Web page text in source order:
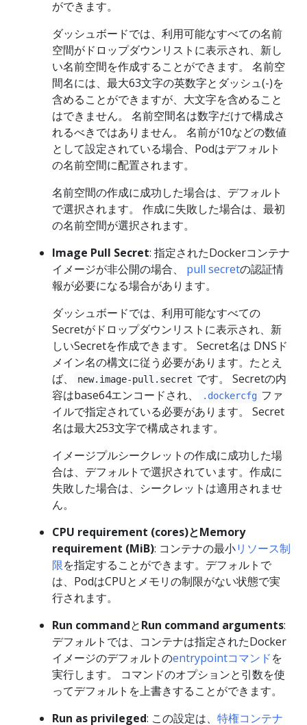
ができます。
ダッシュボードでは、利用可能なすべての名前
空間がドロップダウンリストに表示され、新し
い名前空間を作成することができます。 名前空
間名には、最大63文字の英数字とダッシュ(-)を
含めることができますが、大文字を含めること
はできません。 名前空間名は数字だけで構成さ
れるべきではありません。 名前が10などの数値
として設定されている場合、Podはデフォルト
の名前空間に配置されます。
名前空間の作成に成功した場合は、デフォルト
で選択されます。 作成に失敗した場合は、最初
の名前空間が選択されます。
Image Pull Secret: 指定されたDockerコンテナ
イメージが非公開の場合、 pull secretの認証情
報が必要になる場合があります。
ダッシュボードでは、利用可能なすべての
Secretがドロップダウンリストに表示され、新
しいSecretを作成できます。 Secret名は DNSド
メイン名の構文に従う必要があります。たとえ
ば、
new.image-pull.secret です。 Secretの内
容はbase64エンコードされ、
.dockercfg ファ
イルで指定されている必要があります。 Secret
名は最大253文字で構成されます。
イメージプルシークレットの作成に成功した場
合は、デフォルトで選択されています。作成に
失敗した場合は、シークレットは適用されませ
ん。
CPU requirement (cores)とMemory
requirement (MiB): コンテナの最小リソース制
限を指定することができます。デフォルトで
は、PodはCPUとメモリの制限がない状態で実
行されます。
Run commandとRun command arguments:
デフォルトでは、コンテナは指定されたDocker
イメージのデフォルトのentrypointコマンドを
実行します。 コマンドのオプションと引数を使
ってデフォルトを上書きすることができます。
Run as privileged: この設定は、 特権コンテナ